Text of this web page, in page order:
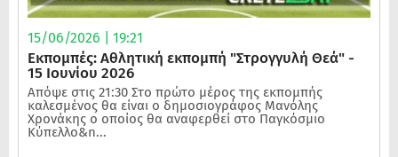
15/06/2026 | 19:21
Εκπομπές: Αθλητική εκπομπή "Στρογγυλή Θεά" -
15 Ιουνίου 2026
Απόψε στις 21:30 Στο πρώτο μέρος της εκπομπής
καλεσμένος θα είναι ο δημοσιογράφος Μανόλης
Χρονάκης ο οποίος θα αναφερθεί στο Παγκόσμιο
Κύπελλο&n...